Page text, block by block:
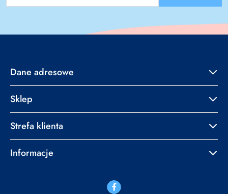
Dane adresowe
Sklep
Strefa klienta
Informacje